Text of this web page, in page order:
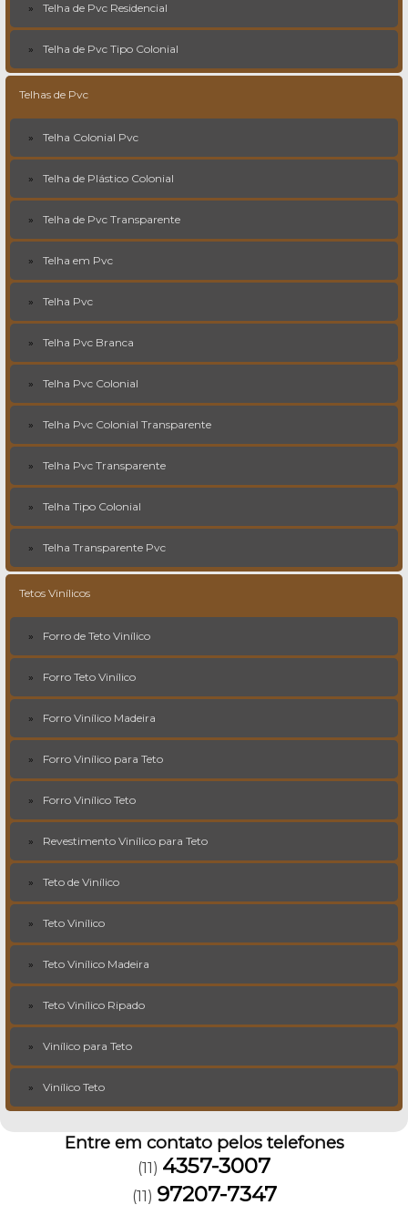
Telha de Pvc Residencial
Telha de Pvc Tipo Colonial
Telhas de Pvc
Telha Colonial Pvc
Telha de Plástico Colonial
Telha de Pvc Transparente
Telha em Pvc
Telha Pvc
Telha Pvc Branca
Telha Pvc Colonial
Telha Pvc Colonial Transparente
Telha Pvc Transparente
Telha Tipo Colonial
Telha Transparente Pvc
Tetos Vinílicos
Forro de Teto Vinílico
Forro Teto Vinílico
Forro Vinílico Madeira
Forro Vinílico para Teto
Forro Vinílico Teto
Revestimento Vinílico para Teto
Teto de Vinílico
Teto Vinílico
Teto Vinílico Madeira
Teto Vinílico Ripado
Vinílico para Teto
Vinílico Teto
Entre em contato pelos telefones
(11) 4357-3007
(11) 97207-7347